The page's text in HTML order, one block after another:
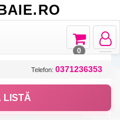
Toggle
Toggle
navigation
0
Telefon: 0371236353
LISTĂ